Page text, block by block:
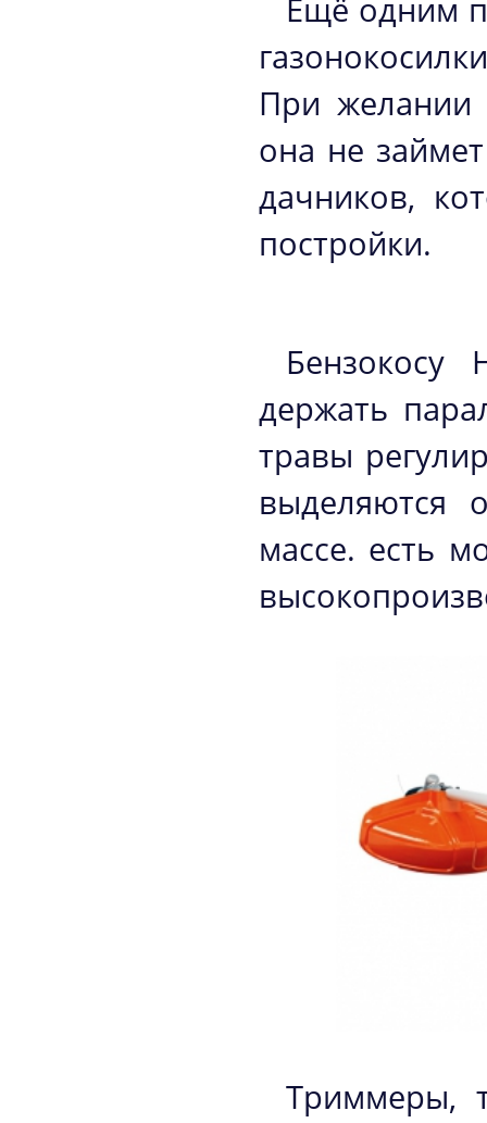
Ещё одним
При желании
она не
дачников,
постройки.
Бензокосу
держать
травы
выделяются
массе. есть
Триммеры,